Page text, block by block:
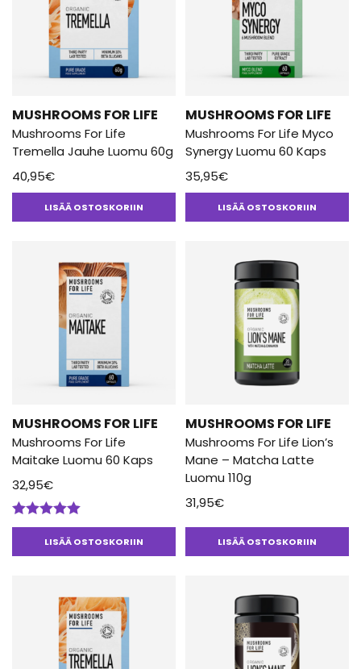
MUSHROOMS FOR LIFE
Mushrooms For Life
Tremella Jauhe Luomu 60g
40,95€
LISÄÄ OSTOSKORIIN
MUSHROOMS FOR LIFE
Mushrooms For Life Myco
Synergy Luomu 60 Kaps
35,95€
LISÄÄ OSTOSKORIIN
MUSHROOMS FOR LIFE
Mushrooms For Life
Maitake Luomu 60 Kaps
32,95€
Arvostelu
tuotteesta:LISÄÄ OSTOSKORIIN
MUSHROOMS FOR LIFE
Mushrooms For Life Lion’s
Mane – Matcha Latte
Luomu 110g
31,95€
LISÄÄ OSTOSKORIIN